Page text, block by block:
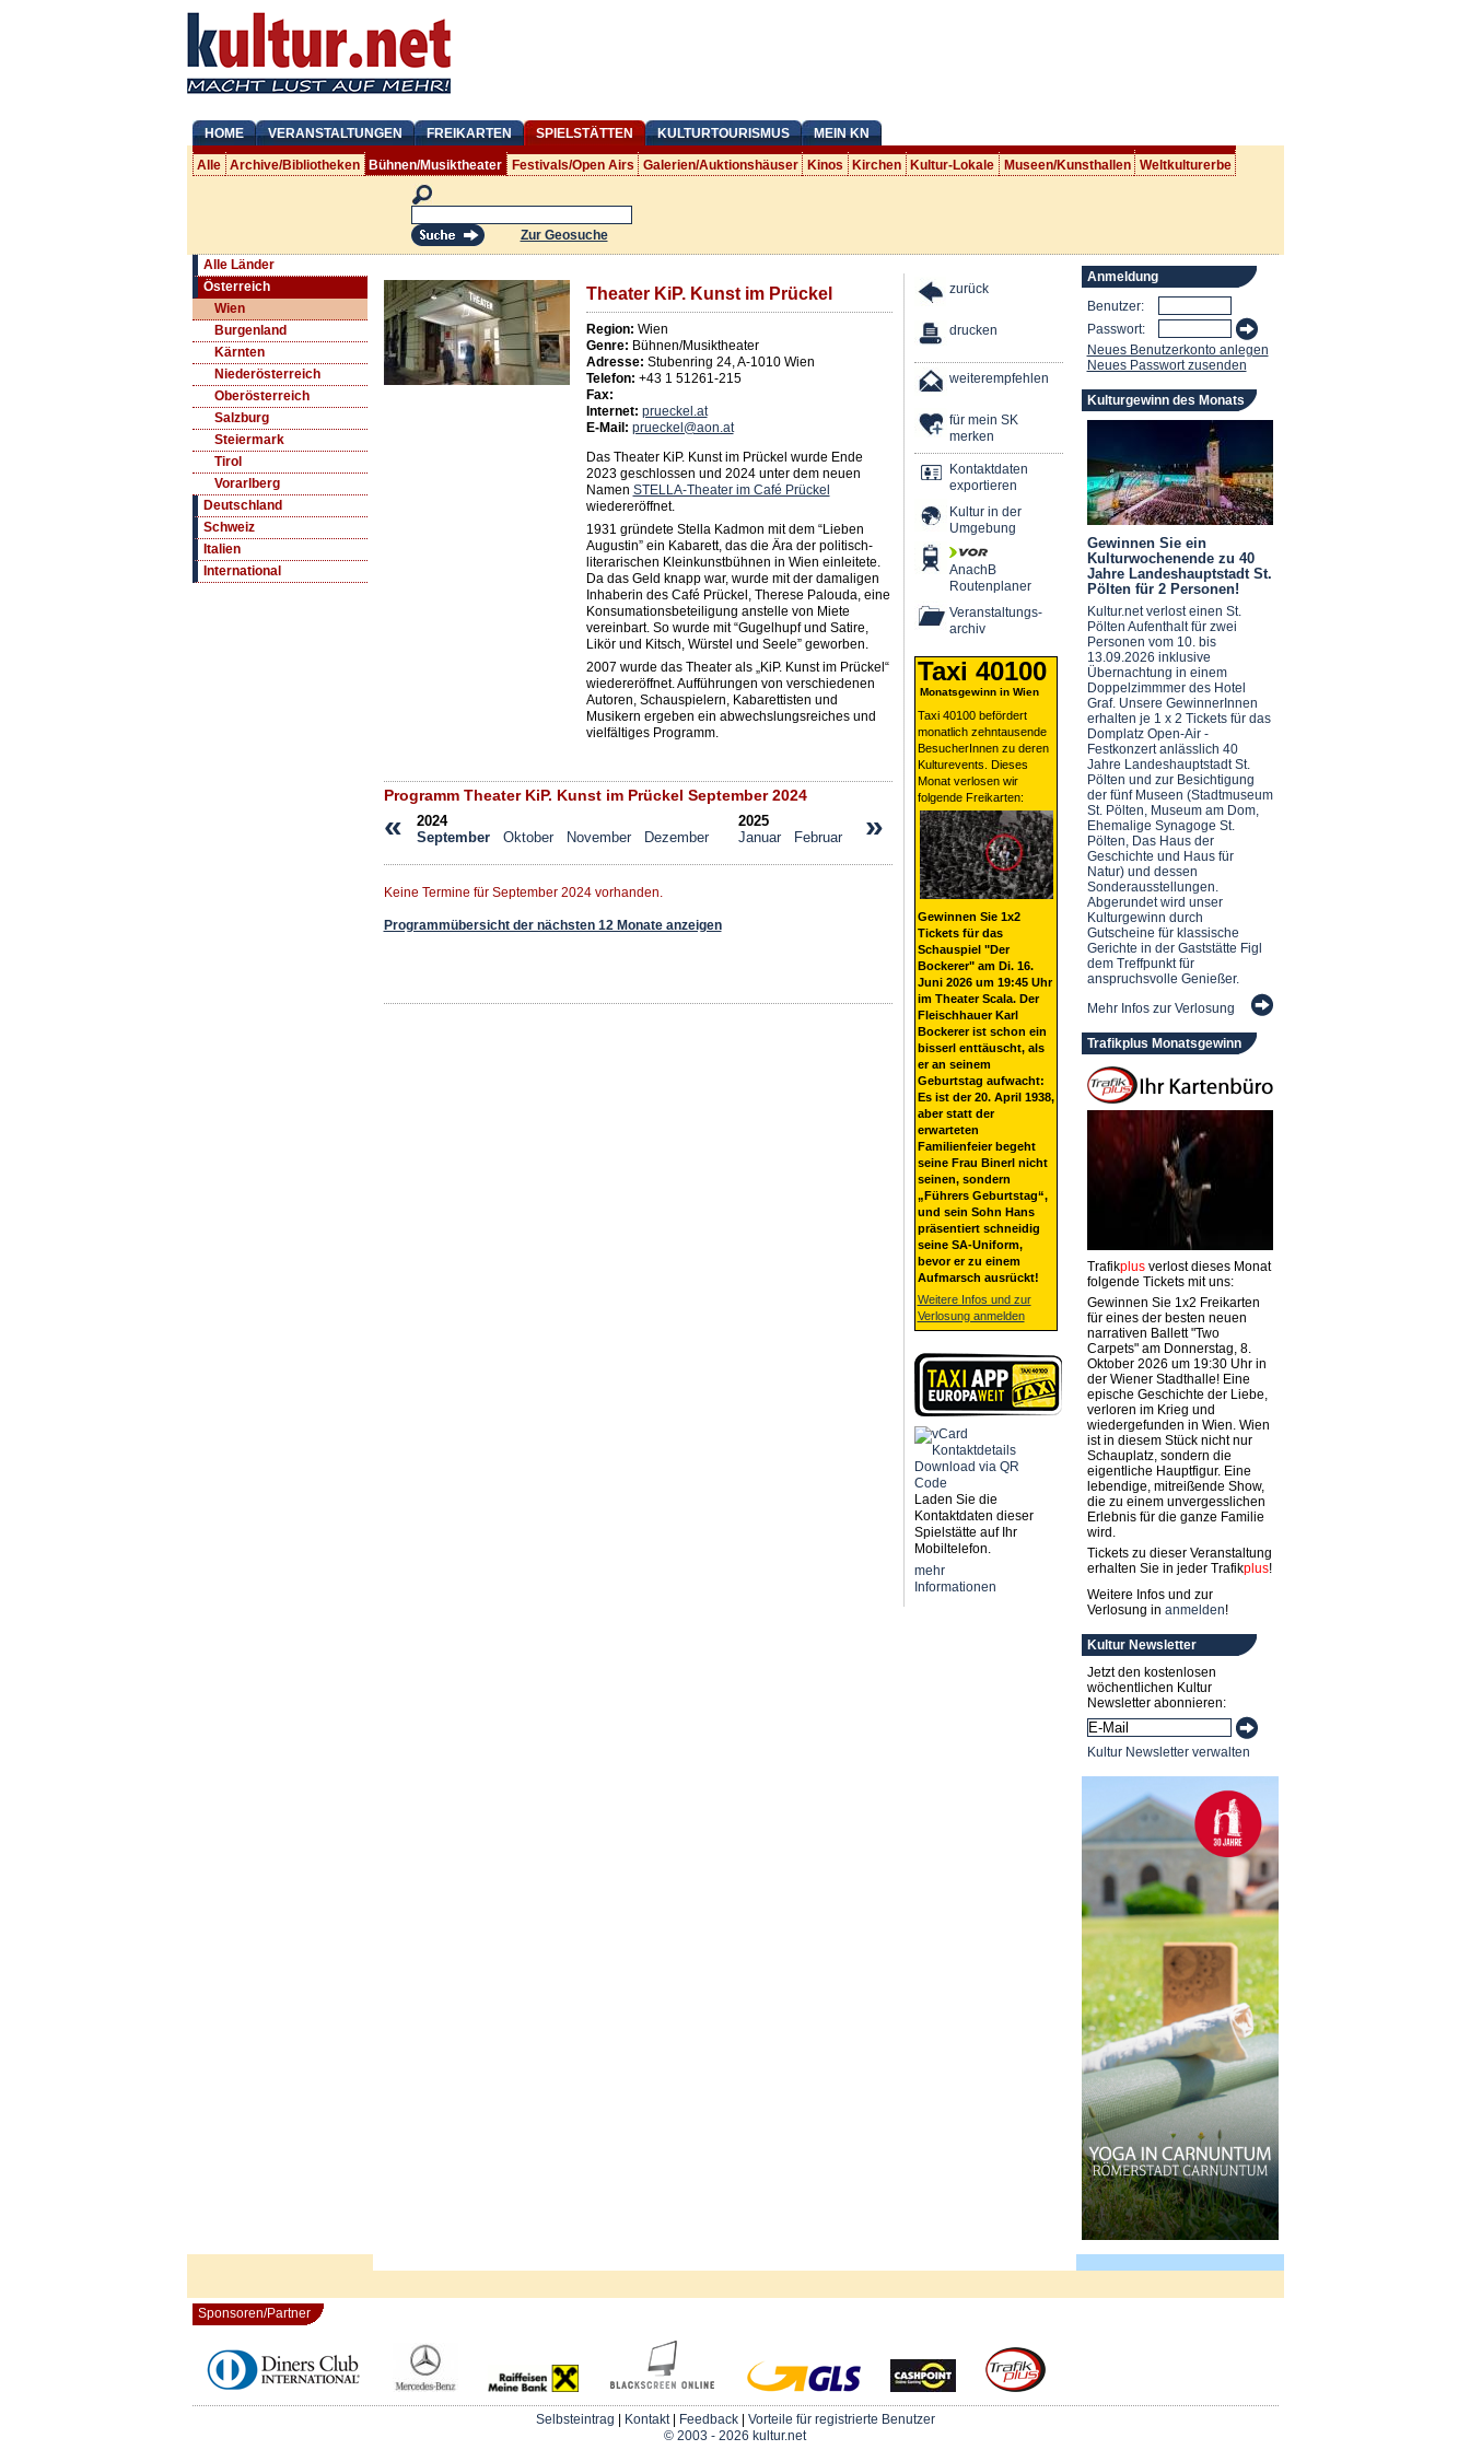
HOME VERANSTALTUNGEN FREIKARTEN SPIELSTÄTTEN KULTURTOURISMUS MEIN KN
Alle Archive/Bibliotheken Bühnen/Musiktheater Festivals/Open Airs Galerien/Auktionshäuser Kinos Kirchen Kultur-Lokale Museen/Kunsthallen Weltkulturerbe
Zur Geosuche
Alle Länder
Österreich
Wien
Burgenland
Kärnten
Niederösterreich
Oberösterreich
Salzburg
Steiermark
Tirol
Vorarlberg
Deutschland
Schweiz
Italien
International
Theater KiP. Kunst im Prückel
Region: Wien
Genre: Bühnen/Musiktheater
Adresse: Stubenring 24,A-1010 Wien
Telefon: +43 1 51261-215
Fax:
Internet: prueckel.at
E-Mail: prueckel@aon.at
Das Theater KiP. Kunst im Prückel wurde Ende
2023 geschlossen und 2024 unter dem neuen
Namen STELLA-Theater im Café Prückel
wiedereröffnet.
1931 gründete Stella Kadmon mit dem “Lieben
Augustin” ein Kabarett, das die Ära der politisch-
literarischen Kleinkunstbühnen in Wien einleitete.
Da das Geld knapp war, wurde mit der damaligen
Inhaberin des Café Prückel, Therese Palouda, eine
Konsumationsbeteiligung anstelle von Miete
vereinbart. So wurde mit “Gugelhupf und Satire,
Likör und Kitsch, Würstel und Seele” geworben.
2007 wurde das Theater als „KiP. Kunst im Prückel“
wiedereröffnet. Aufführungen von verschiedenen
Autoren, Schauspielern, Kabarettisten und
Musikern ergeben ein abwechslungsreiches und
vielfältiges Programm.
Programm Theater KiP. Kunst im Prückel September 2024
« »
2024
September
Oktober November Dezember
2025
Januar
Februar
Keine Termine für September 2024 vorhanden.
Programmübersicht der nächsten 12 Monate anzeigen
zurück
drucken
weiterempfehlen
für mein SK
merken
Kontaktdaten
exportieren
Kultur in der
Umgebung
AnachB
Routenplaner
Veranstaltungs-
archiv
Taxi 40100
Monatsgewinn in Wien
Taxi 40100 befördert
monatlich zehntausende
BesucherInnen zu deren
Kulturevents. Dieses
Monat verlosen wir
folgende Freikarten:
Gewinnen Sie 1x2
Tickets für das
Schauspiel "Der
Bockerer" am Di. 16.
Juni 2026 um 19:45 Uhr
im Theater Scala. Der
Fleischhauer Karl
Bockerer ist schon ein
bisserl enttäuscht, als
er an seinem
Geburtstag aufwacht:
Es ist der 20. April 1938,
aber statt der
erwarteten
Familienfeier begeht
seine Frau Binerl nicht
seinen, sondern
„Führers Geburtstag“,
und sein Sohn Hans
präsentiert schneidig
seine SA-Uniform,
bevor er zu einem
Aufmarsch ausrückt!
Weitere Infos und zur
Verlosung anmelden
Laden Sie die
Kontaktdaten dieser
Spielstätte auf Ihr
Mobiltelefon.
mehr
Informationen
Anmeldung
Benutzer:
Passwort:
Neues Benutzerkonto anlegen
Neues Passwort zusenden
Kulturgewinn des Monats
Gewinnen Sie ein
Kulturwochenende zu 40
Jahre Landeshauptstadt St.
Pölten für 2 Personen!
Kultur.net verlost einen St.
Pölten Aufenthalt für zwei
Personen vom 10. bis
13.09.2026 inklusive
Übernachtung in einem
Doppelzimmmer des Hotel
Graf. Unsere GewinnerInnen
erhalten je 1 x 2 Tickets für das
Domplatz Open-Air -
Festkonzert anlässlich 40
Jahre Landeshauptstadt St.
Pölten und zur Besichtigung
der fünf Museen (Stadtmuseum
St. Pölten, Museum am Dom,
Ehemalige Synagoge St.
Pölten, Das Haus der
Geschichte und Haus für
Natur) und dessen
Sonderausstellungen.
Abgerundet wird unser
Kulturgewinn durch
Gutscheine für klassische
Gerichte in der Gaststätte Figl
dem Treffpunkt für
anspruchsvolle Genießer.
Mehr Infos zur Verlosung
Trafikplus Monatsgewinn
Trafikplusverlost dieses Monat
folgende Tickets mit uns:
Gewinnen Sie 1x2 Freikarten
für eines der besten neuen
narrativen Ballett "Two
Carpets" am Donnerstag, 8.
Oktober 2026 um 19:30 Uhr in
der Wiener Stadthalle! Eine
epische Geschichte der Liebe,
verloren im Krieg und
wiedergefunden in Wien. Wien
ist in diesem Stück nicht nur
Schauplatz, sondern die
eigentliche Hauptfigur. Eine
lebendige, mitreißende Show,
die zu einem unvergesslichen
Erlebnis für die ganze Familie
wird.
Tickets zu dieser Veranstaltung
erhalten Sie in jeder Trafikplus!
Weitere Infos und zur
Verlosung in anmelden!
Kultur Newsletter
Jetzt den kostenlosen
wöchentlichen Kultur
Newsletter abonnieren:
Kultur Newsletter verwalten
Sponsoren/Partner
Selbsteintrag Kontakt| Feedback| Vorteile für registrierte Benutzer
© 2003 - 2026 kultur.net